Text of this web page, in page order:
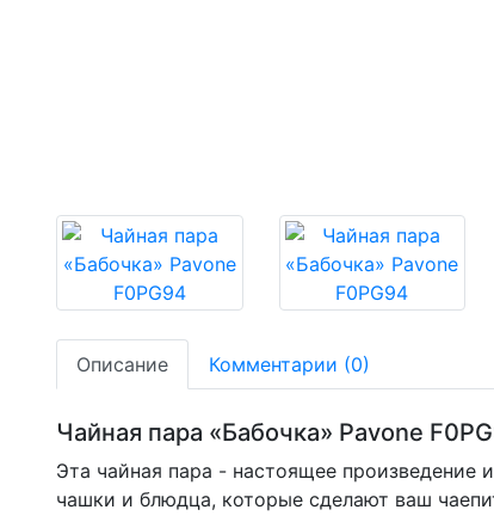
Описание Комментарии (0)
Чайная пара «Бабочка» Pavone
Эта чайная пара - настоящее произведение
чашки и блюдца, которые сделают ваш